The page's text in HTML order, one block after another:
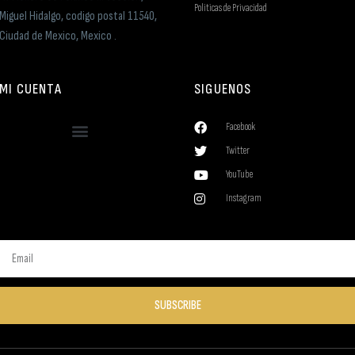
Miguel Hidalgo, codigo postal 11540,
Ciudad de Mexico, Mexico .
Politicas de Privacidad
MI CUENTA SIGUENOS
Facebook
Twitter
YouTube
Instagram
SUBSCRIBE